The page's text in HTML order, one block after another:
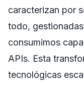
caracterizan por
todo,
consumimos
APIs. Esta
tecnológicas